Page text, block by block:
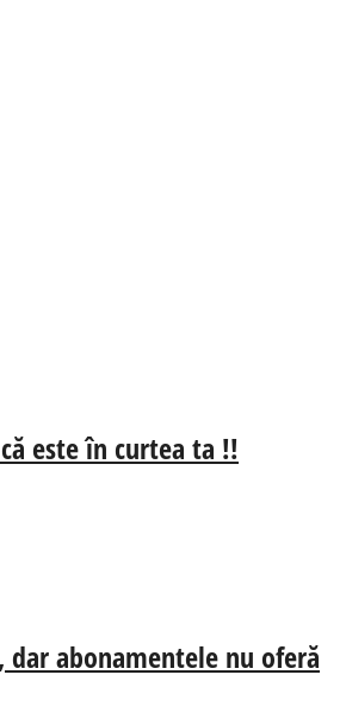
este în curtea ta !!
dar abonamentele nu oferă